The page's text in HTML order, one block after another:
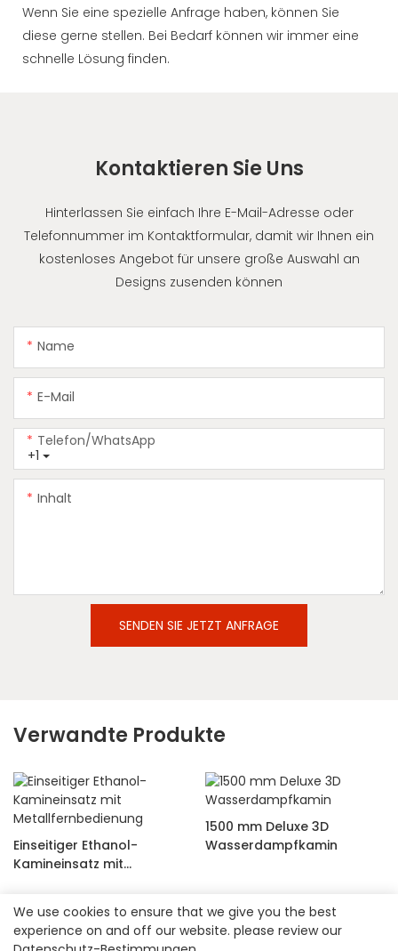
Wenn Sie eine spezielle Anfrage haben, können Sie
diese gerne stellen. Bei Bedarf können wir immer eine
schnelle Lösung finden.
Kontaktieren Sie Uns
Hinterlassen Sie einfach Ihre E-Mail-Adresse oder
Telefonnummer im Kontaktformular, damit wir Ihnen ein
kostenloses Angebot für unsere große Auswahl an
Designs zusenden können
Name
E-Mail
+1
Telefon/WhatsApp
Inhalt
SENDEN SIE JETZT ANFRAGE
Verwandte Produkte
Einseitiger Ethanol-
Kamineinsatz mit
1500 mm Deluxe 3D
Wasserdampfkamin
We use cookies to ensure that we give you the best
experience on and off our website. please review our